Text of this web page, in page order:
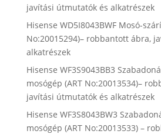
javítási útmutatók és alkatrészek
Hisense WD5I8043BWF Mosó-
No:20015294)– robbantott ábra,
alkatrészek
Hisense WF3S9043BB3
mosógép (ART No:20013534)–
javítási útmutatók és alkatrészek
Hisense WF3S8043BW3
mosógép (ART No:20013533) –